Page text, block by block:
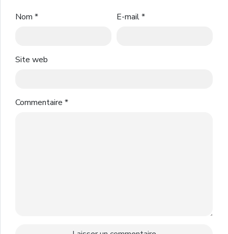
Nom * E-mail*
Site web
Commentaire *